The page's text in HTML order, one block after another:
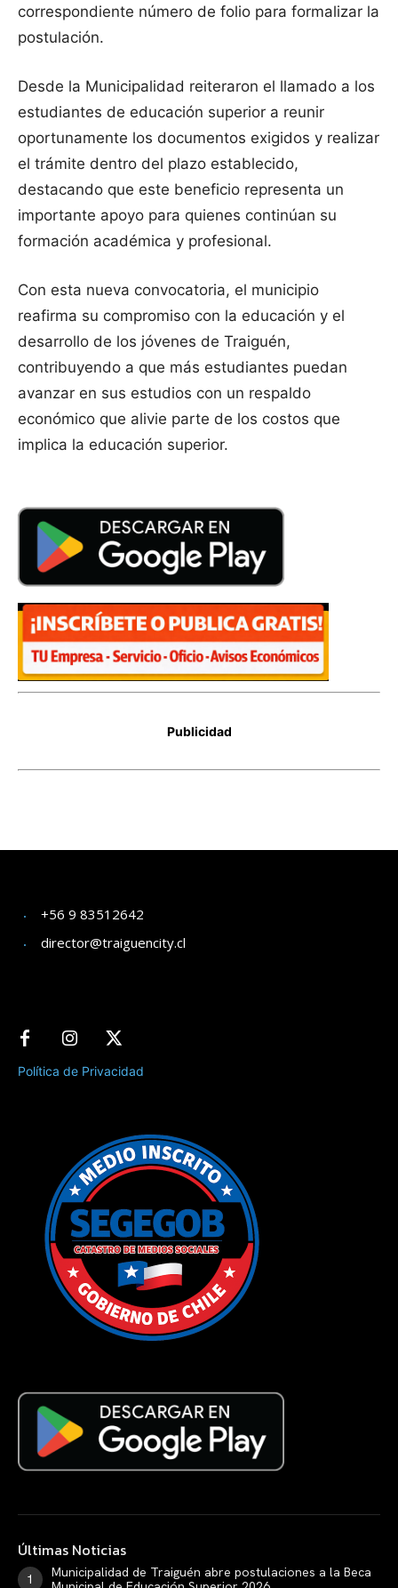
+56 9 83512642
director@traiguencity.cl
Política de Privacidad
Últimas Noticias
Municipalidad de Traiguén abre postulaciones a la Beca